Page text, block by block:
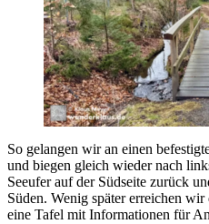
So gelangen wir an einen
und biegen gleich wieder nach
Seeufer auf der Südseite zurück
Süden. Wenig später erreichen
eine Tafel mit Informationen für